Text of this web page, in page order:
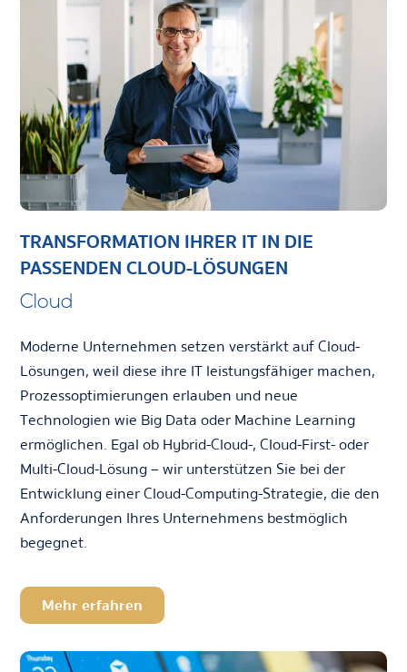
TRANSFORMATION IHRER IT IN DIE
PASSENDEN CLOUD-LÖSUNGEN
Cloud
Moderne Unternehmen setzen verstärkt auf Cloud-
Lösungen, weil diese ihre IT leistungsfähiger machen,
Prozessoptimierungen erlauben und neue
Technologien wie Big Data oder Machine Learning
ermöglichen. Egal ob Hybrid-Cloud-, Cloud-First- oder
Multi-Cloud-Lösung – wir unterstützen Sie bei der
Entwicklung einer Cloud-Computing-Strategie, die den
Anforderungen Ihres Unternehmens bestmöglich
begegnet.
Mehr erfahren